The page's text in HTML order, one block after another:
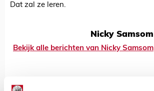
Dat zal ze leren.
Nicky Samsom
Bekijk alle berichten van Nicky Samsom